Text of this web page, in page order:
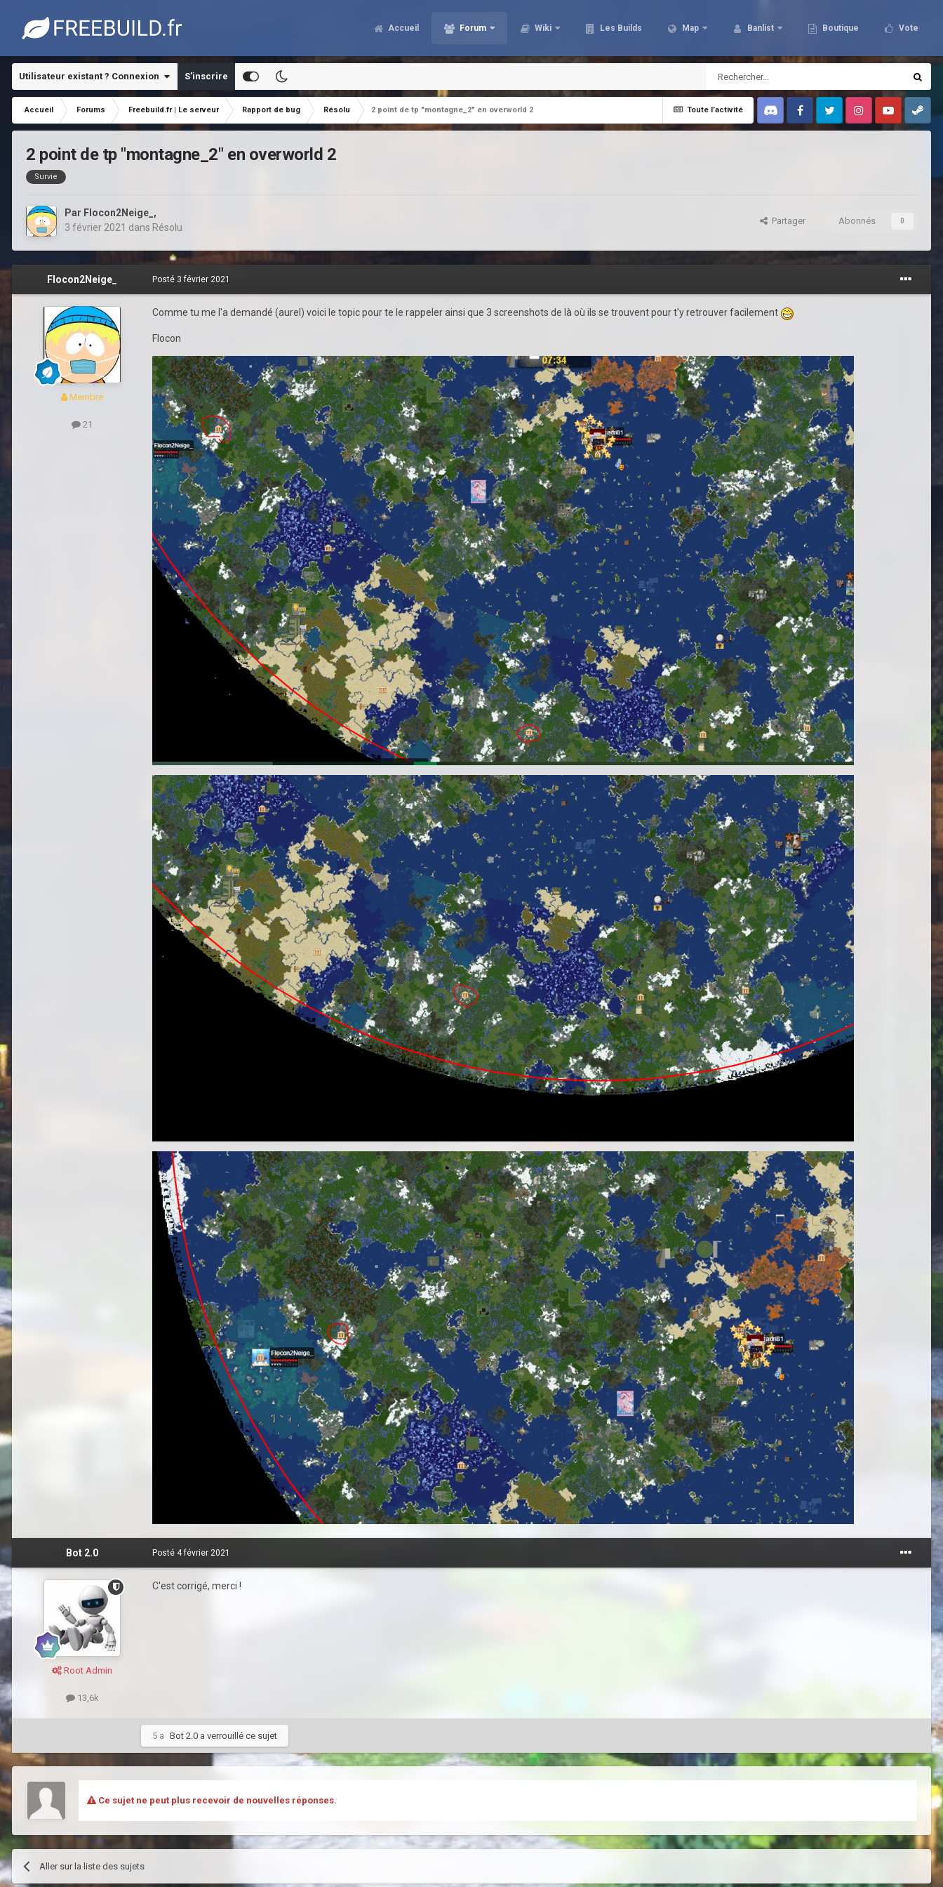
Accueil Forum Wiki Les Builds Map Banlist Boutique Vote
Utilisateur existant ? Connexion S’inscrire
Toute l’activité
Accueil Forums Freebuild.fr | Le serveur Rapport de bug Résolu
2 point de tp "montagne_2" en overworld 2
Discord FacebookTwitter InstagramYoutubeSteam
2 point de tp "montagne_2" en overworld 2
Survie
Par Flocon2Neige_ ,
3 février 2021 dans Résolu
Partager Abonnés 0
Flocon2Neige_
Membre
21
Posté 3 février 2021
Comme tu me l'a demandé (aurel) voici le topic pour te le rappeler ainsi que 3 screenshots de là où ils se trouvent pour t'y retrouver facilement
Flocon
Bot 2.0
Root Admin
13,6k
Posté 4 février 2021
C'est corrigé, merci !
5 a Bot 2.0 a verrouillé ce sujet
Ce sujet ne peut plus recevoir de nouvelles réponses.
Aller sur la liste des sujets